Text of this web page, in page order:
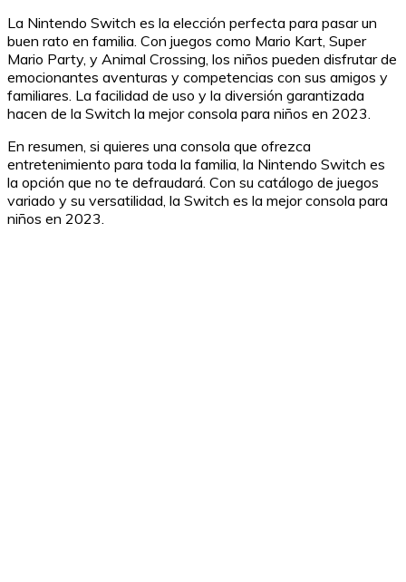
La Nintendo Switch es la elección perfecta para pasar un
buen rato en familia. Con juegos como Mario Kart, Super
Mario Party, y Animal Crossing, los niños pueden disfrutar de
emocionantes aventuras y competencias con sus amigos y
familiares. La facilidad de uso y la diversión garantizada
hacen de la Switch la mejor consola para niños en 2023.
En resumen, si quieres una consola que ofrezca
entretenimiento para toda la familia, la Nintendo Switch es
la opción que no te defraudará. Con su catálogo de juegos
variado y su versatilidad, la Switch es la mejor consola para
niños en 2023.